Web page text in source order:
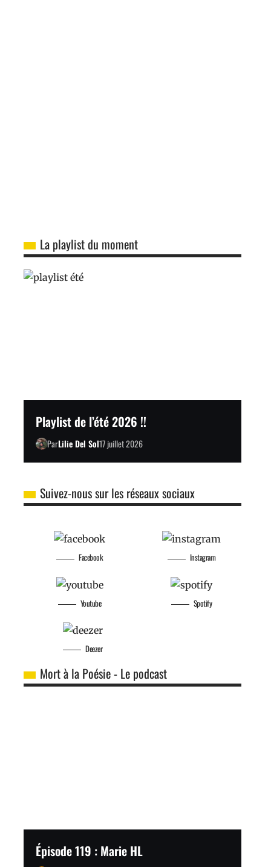
La playlist du moment
Playlist de l’été 2026 !!
ParLilie Del Sol17 juillet 2026
Suivez-nous sur les réseaux sociaux
Facebook
Youtube
Instagram
Spotify
Deezer
Mort à la Poésie - Le podcast
Épisode 119 : Marie HL